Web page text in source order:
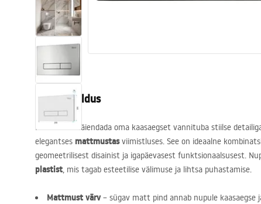
Vannitoas dušid
Köök
Vannitoa tarvikud
Tootekirjeldus
Kas soovite täiendada oma kaasaegset vannituba stiilse
elegantses mattmustasviimistluses. See on ideaalne
geomeetrilisest disainist ja igapäevasest funktsionaalsusest.
plastist, mis tagab esteetilise välimuse ja lihtsa puhastamise.
Mattmust värv– sügav matt pind annab nupule kaasaegse